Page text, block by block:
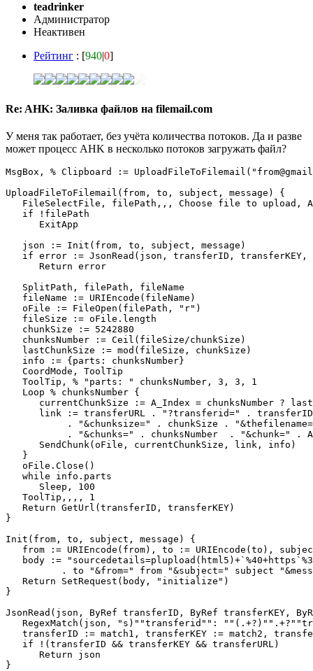
teadrinker
Администратор
Неактивен
Рейтинг : [940|0]
Re: AHK: Заливка файлов на filemail.com
У меня так работает, без учёта количества потоков. Да и разве
может процесс AHK в несколько потоков загружать файл?
MsgBox, % Clipboard :=
UploadFileToFilemail(from, to, subject, message) {
FileSelectFile, filePath,,, Choose file to upload,
   if !filePath
      ExitApp
   json := Init(from, to, subject, message)
if error := JsonRead(json, transferID, transferKEY,
      Return error
   SplitPath, filePath, fileName
   fileName := URIEncode(fileName)
   oFile := FileOpen(filePath, "r")
   fileSize := oFile.length
   chunkSize := 5242880
   chunksNumber := Ceil(fileSize/chunkSize)
   lastChunkSize := mod(fileSize, chunkSize)
   info := {parts: chunksNumber}
   CoordMode, ToolTip
   ToolTip, % "parts: " chunksNumber, 3, 3, 1
   Loop % chunksNumber {
currentChunkSize := A_Index = chunksNumber ?
link := transferURL . "?transferid=" .
. "&chunksize=" . chunkSize .
. "&chunks=" . chunksNumber  . "&chunk=" .
      SendChunk(oFile, currentChunkSize, link, info)
   }
   oFile.Close()
   while info.parts
      Sleep, 100
   ToolTip,,,, 1
   Return GetUrl(transferID, transferKEY)
}
Init(from, to, subject, message) {
from := URIEncode(from), to := URIEncode(to),
body :=
. to "&from=" from "&subject=" subject
   Return SetRequest(body, "initialize")
}
JsonRead(json, ByRef transferID, ByRef transferKEY,
RegexMatch(json, "s)""transferid"":
transferID := match1, transferKEY := match2,
   if !(transferID && transferKEY && transferURL)
      Return json
}